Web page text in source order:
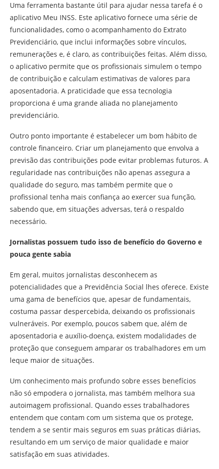
Uma ferramenta bastante útil para ajudar nessa tarefa é o
aplicativo Meu INSS. Este aplicativo fornece uma série de
funcionalidades, como o acompanhamento do Extrato
Previdenciário, que inclui informações sobre vínculos,
remunerações e, é claro, as contribuições feitas. Além disso,
o aplicativo permite que os profissionais simulem o tempo
de contribuição e calculam estimativas de valores para
aposentadoria. A praticidade que essa tecnologia
proporciona é uma grande aliada no planejamento
previdenciário.
Outro ponto importante é estabelecer um bom hábito de
controle financeiro. Criar um planejamento que envolva a
previsão das contribuições pode evitar problemas futuros. A
regularidade nas contribuições não apenas assegura a
qualidade do seguro, mas também permite que o
profissional tenha mais confiança ao exercer sua função,
sabendo que, em situações adversas, terá o respaldo
necessário.
Jornalistas possuem tudo isso de benefício do Governo e
pouca gente sabia
Em geral, muitos jornalistas desconhecem as
potencialidades que a Previdência Social lhes oferece. Existe
uma gama de benefícios que, apesar de fundamentais,
costuma passar despercebida, deixando os profissionais
vulneráveis. Por exemplo, poucos sabem que, além de
aposentadoria e auxílio-doença, existem modalidades de
proteção que conseguem amparar os trabalhadores em um
leque maior de situações.
Um conhecimento mais profundo sobre esses benefícios
não só empodera o jornalista, mas também melhora sua
autoimagem profissional. Quando esses trabalhadores
entendem que contam com um sistema que os protege,
tendem a se sentir mais seguros em suas práticas diárias,
resultando em um serviço de maior qualidade e maior
satisfação em suas atividades.